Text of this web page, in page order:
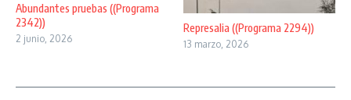
Abundantes pruebas ((Programa
2342))
2 junio, 2026
Represalia ((Programa 2294))
13 marzo, 2026